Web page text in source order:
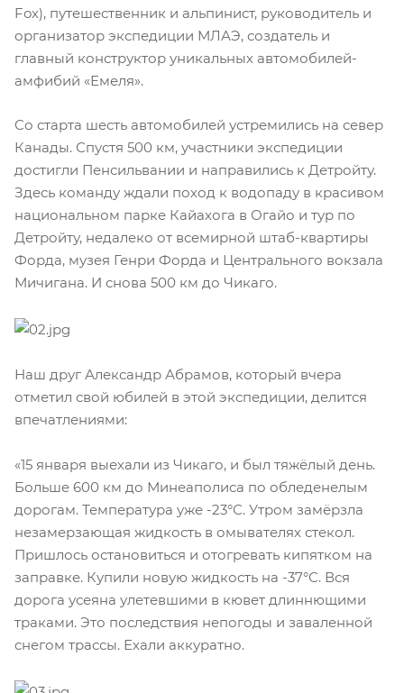
Fox), путешественник и альпинист, руководитель и
организатор экспедиции МЛАЭ, создатель и
главный конструктор уникальных автомобилей-
амфибий «Емеля».
Со старта шесть автомобилей устремились на север
Канады. Спустя 500 км, участники экспедиции
достигли Пенсильвании и направились к Детройту.
Здесь команду ждали поход к водопаду в красивом
национальном парке Кайахога в Огайо и тур по
Детройту, недалеко от всемирной штаб-квартиры
Форда, музея Генри Форда и Центрального вокзала
Мичигана. И снова 500 км до Чикаго.
Наш друг Александр Абрамов, который вчера
отметил свой юбилей в этой экспедиции, делится
впечатлениями:
«15 января выехали из Чикаго, и был тяжёлый день.
Больше 600 км до Минеаполиса по обледенелым
дорогам. Температура уже -23°С. Утром замёрзла
незамерзающая жидкость в омывателях стекол.
Пришлось остановиться и отогревать кипятком на
заправке. Купили новую жидкость на -37°С. Вся
дорога усеяна улетевшими в кювет длиннющими
траками. Это последствия непогоды и заваленной
снегом трассы. Ехали аккуратно.